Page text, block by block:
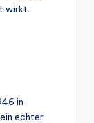
wirkt.
in
echter